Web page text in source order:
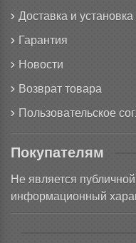
Доставка и установка
Гарантия
Новости
Возврат товара
Пользовательское
Покупателям
Не является
информационный